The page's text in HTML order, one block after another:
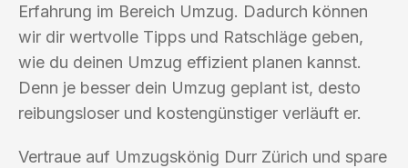
Erfahrung im Bereich Umzug. Dadurch können
wir dir wertvolle Tipps und Ratschläge geben,
wie du deinen Umzug effizient planen kannst.
Denn je besser dein Umzug geplant ist, desto
reibungsloser und kostengünstiger verläuft er.
Vertraue auf Umzugskönig Durr Zürich und spare